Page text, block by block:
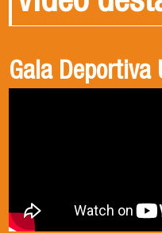
Gala Deportiva
Usach en el
Candidatura